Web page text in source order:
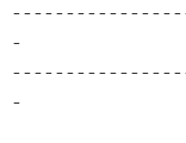
-
-